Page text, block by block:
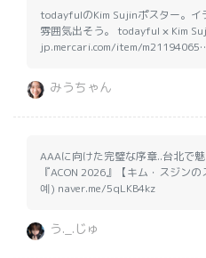
todayfulのKim Sujinポスター。イ
雰囲気出そう。 todayful × Kim
jp.mercari.com/item/
みうちゃん
AAAに向けた完璧な序章..台北で
『ACON 2026』【キム・スジン
예) naver.me/5qLKB4kz
う._.じゅ